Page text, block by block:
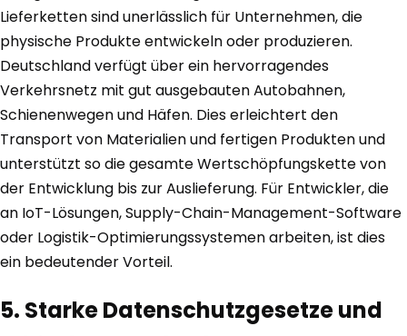
Lieferketten sind unerlässlich für Unternehmen, die
physische Produkte entwickeln oder produzieren.
Deutschland verfügt über ein hervorragendes
Verkehrsnetz mit gut ausgebauten Autobahnen,
Schienenwegen und Häfen. Dies erleichtert den
Transport von Materialien und fertigen Produkten und
unterstützt so die gesamte Wertschöpfungskette von
der Entwicklung bis zur Auslieferung. Für Entwickler, die
an IoT-Lösungen, Supply-Chain-Management-Software
oder Logistik-Optimierungssystemen arbeiten, ist dies
ein bedeutender Vorteil.
5. Starke Datenschutzgesetze und